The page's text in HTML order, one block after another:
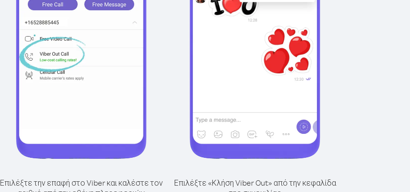
Επιλέξτε την επαφή στο Viber και καλέστε τον
Επιλέξτε «Κλήση Viber Out» από την κεφαλίδα